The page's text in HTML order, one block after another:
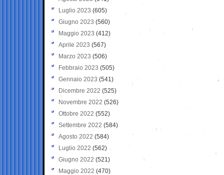
Luglio 2023 (605)
Giugno 2023 (560)
Maggio 2023 (412)
Aprile 2023 (567)
Marzo 2023 (506)
Febbraio 2023 (505)
Gennaio 2023 (541)
Dicembre 2022 (525)
Novembre 2022 (526)
Ottobre 2022 (552)
Settembre 2022 (584)
Agosto 2022 (584)
Luglio 2022 (562)
Giugno 2022 (521)
Maggio 2022 (470)